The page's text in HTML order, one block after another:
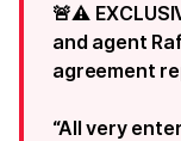
🚨⚠️
and agent
agreement
“All very